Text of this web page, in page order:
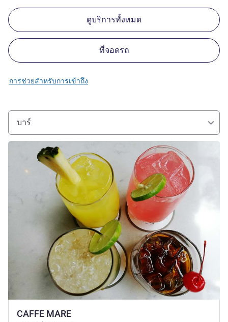
ดูบริการทั้งหมด
ที่จอดรถ
การช่วยสำหรับการเข้าถึง
บาร์
CAFFE MARE
ดูรายละเอียด